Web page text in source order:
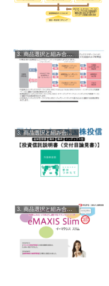
3. 商品選択と組み合わせ
3. 商品選択と組み合わせ
3. 商品選択と組み合わせ